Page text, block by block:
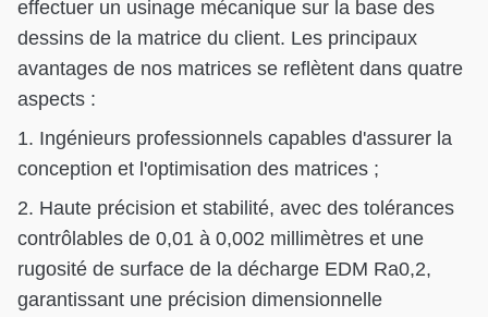
effectuer un usinage mécanique sur la base des
dessins de la matrice du client. Les principaux
avantages de nos matrices se reflètent dans quatre
aspects :
1. Ingénieurs professionnels capables d'assurer la
conception et l'optimisation des matrices ;
2. Haute précision et stabilité, avec des tolérances
contrôlables de 0,01 à 0,002 millimètres et une
rugosité de surface de la décharge EDM Ra0,2,
garantissant une précision dimensionnelle